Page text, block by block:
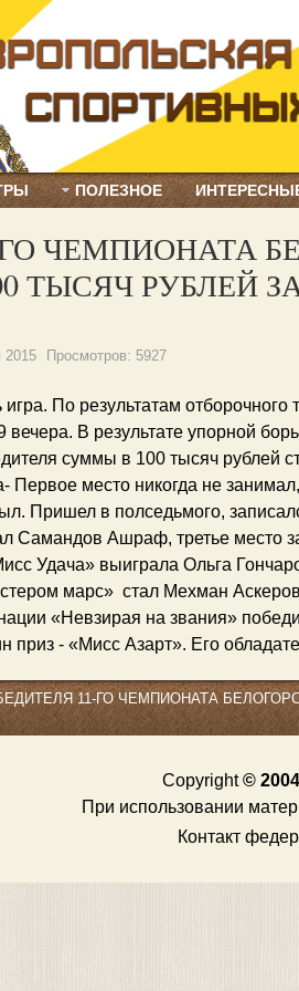
ПОЛЕЗНОЕ
ЧЕМПИОНАТА
ТЫСЯЧ РУБЛЕЙ
2015 Просмотров: 5927
По результатам
вечера. В результате упорной
суммы в 100 тысяч рублей
Первое место никогда не
Пришел в полседьмого,
Самандов Ашраф, третье место
Удача» выиграла Ольга
марс» стал Мехман
«Невзирая на звания»
приз - «Мисс Азарт». Его
11-ГО ЧЕМПИОНАТА
Copyright©
При использовании
Контакт